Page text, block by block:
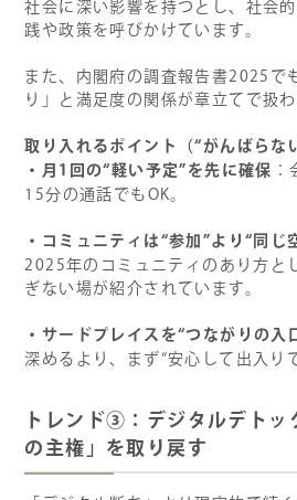
社会に深い影響を持つとし、社会
践や政策を呼びかけています。
また、内閣府の調査報告書2025で
り」と満足度の関係が章立てで扱わ
取り入れるポイント（“がんばらな
・月1回の“軽い予定”を先に確保
15分の通話でもOK。
・コミュニティは“参加”より“同じ
2025年のコミュニティのあり方と
ぎない場が紹介されています。
・サードプレイスを“つながりの入
深めるより、まず“安心して出入り
トレンド③：デジタルデトッ
の主権」を取り戻す